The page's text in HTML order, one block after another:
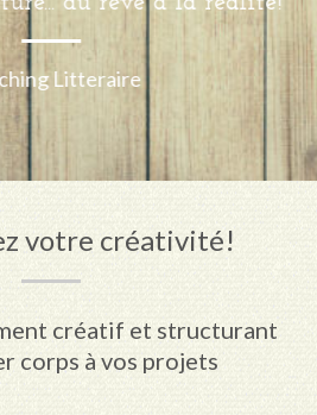
Litteraire
votre créativité!
créatif et structurant
corps à vos projets